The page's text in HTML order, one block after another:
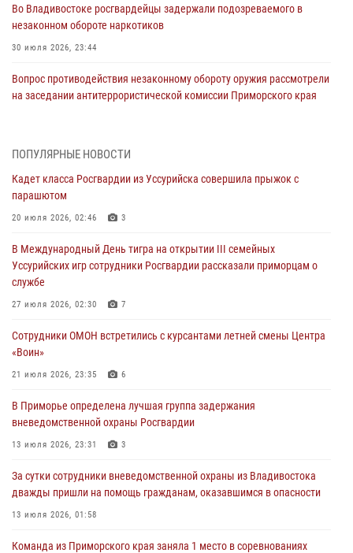
Во Владивостоке росгвардейцы задержали подозреваемого в
незаконном обороте наркотиков
30 июля 2026, 23:44
Вопрос противодействия незаконному обороту оружия рассмотрели
на заседании антитеррористической комиссии Приморского края
Во Владивостоке во дворе жилого дома сотрудники
29 июля 2026, 01:17
В День Крещения Руси в Князь-Владимирском храме – Главном
ходом
28 июля 2026, 10:29 3
Росгвардейцы в Приморье приняли участие в молебне,
28 июля 2026, 05:39
В Международный День тигра на открытии III семейных
службе
27 июля 2026, 02:30
ПОПУЛЯРНЫЕ НОВОСТИ
Кадет класса Росгвардии из Уссурийска совершила прыжок с
парашютом
20 июля 2026, 02:46 3
В Международный День тигра на открытии III семейных
Уссурийских игр сотрудники Росгвардии рассказали приморцам о
службе
27 июля 2026, 02:30 7
Сотрудники ОМОН встретились с курсантами летней смены Центра
«Воин»
21 июля 2026, 23:35 6
В Приморье определена лучшая группа задержания
вневедомственной охраны Росгвардии
13 июля 2026, 23:31 3
За сутки сотрудники вневедомственной охраны из Владивостока
дважды пришли на помощь гражданам, оказавшимся в опасности
13 июля 2026, 01:58
Команда из Приморского края заняла 1 место в соревнованиях